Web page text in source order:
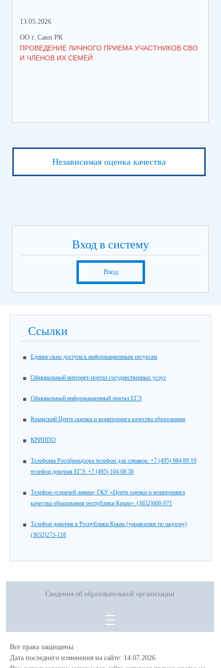
13.05.2026
ОО г. Саки РК
ПРОВЕДЕНИЕ ЛИЧНОГО ПРИЕМА УЧАСТНИКОВ СВО
И ЧЛЕНОВ ИХ СЕМЕЙ
Независимая оценка качества
Вход в систему
Вход
Ссылки
Единое окно доступа к информационным ресурсам
Официальный интернет-портал государственных услуг
Официальный информационный портал ЕГЭ
Крымский Центр оценки и мониторинга качества образования
КРИППО
Телефоны Рособрнадзора телефон для справок: +7 (495) 984 89 19
телефон доверия ЕГЭ: +7 (495) 104 68 38
Телефон «горячей линии» ГКУ «Центр оценки и мониторинга
качества образования республики Крым»: (3652)600-971
Телефон доверия в Республики Крым (управление по надзору)
(3652)273-118
Сведения об образовательной организации
Все права защищены.
Дата последнего изменения на сайте: 14.07.2026